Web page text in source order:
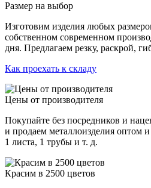
Размер на выбор
Изготовим изделия любых
собственном современном
дня. Предлагаем резку, раскрой,
Как проехать к складу
Цены от производителя
Покупайте без посредников и
и продаем металлоизделия оптом
1 листа, 1 трубы и т. д.
Красим в 2500 цветов